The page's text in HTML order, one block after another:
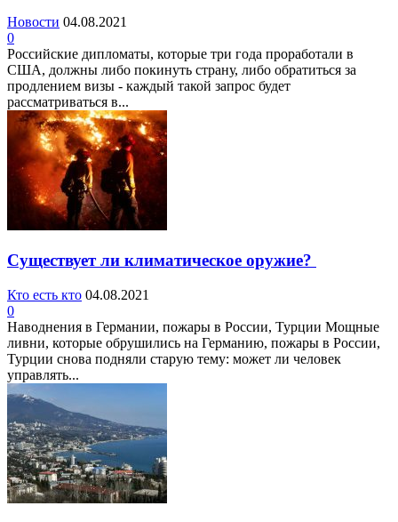
Новости 04.08.2021
0
Российские дипломаты, которые три года проработали в
США, должны либо покинуть страну, либо обратиться за
продлением визы - каждый такой запрос будет
рассматриваться в...
Существует ли климатическое оружие?
Кто есть кто 04.08.2021
0
Наводнения в Германии, пожары в России, Турции Мощные
ливни, которые обрушились на Германию, пожары в России,
Турции снова подняли старую тему: может ли человек
управлять...